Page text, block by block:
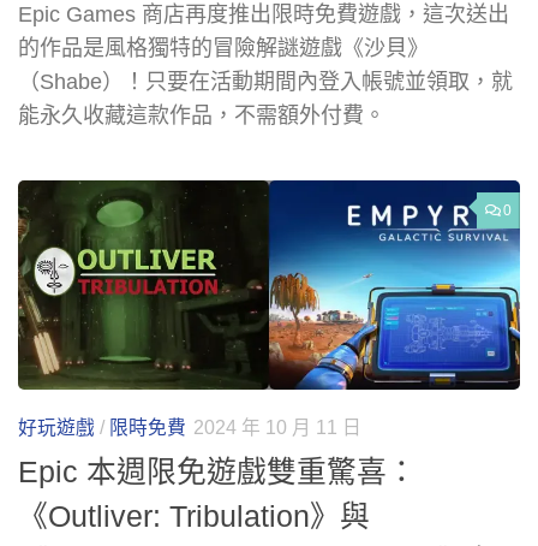
Epic Games 商店再度推出限時免費遊戲，這次送出
的作品是風格獨特的冒險解謎遊戲《沙貝》
（Shabe）！只要在活動期間內登入帳號並領取，就
能永久收藏這款作品，不需額外付費。
0
好玩遊戲 / 限時免費 2024 年 10 月 11 日
Epic 本週限免遊戲雙重驚喜：
《Outliver: Tribulation》與